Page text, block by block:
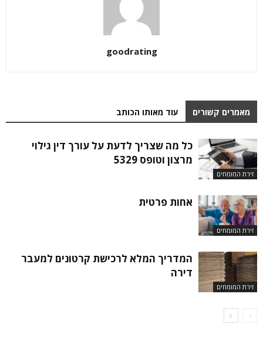
goodrating
מאמרים קשורים עוד מאותו הכותב
זירת המומחים
כל מה שצריך לדעת על עורך דין גילוי
מרצון וטופס 5329
זירת המומחים
אחות פרטית
זירת המומחים
המדריך המלא לרכישת קרטונים למעבר
דירה